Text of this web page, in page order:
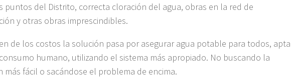
puntos del Distrito, correcta cloración del agua, obras en la red de
y otras obras imprescindibles.
de los costos la solución pasa por asegurar agua potable para todos, apta
humano, utilizando el sistema más apropiado. No buscando la
más fácil o sacándose el problema de encima.